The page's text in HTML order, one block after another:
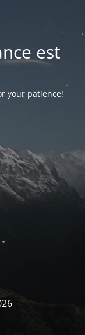
est
your patience!